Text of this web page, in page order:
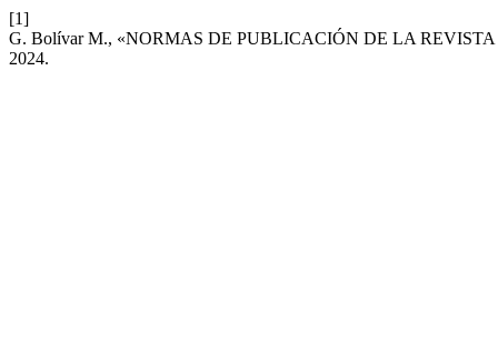
[1]
G. Bolívar M., «NORMAS DE PUBLICACIÓN DE LA
2024.